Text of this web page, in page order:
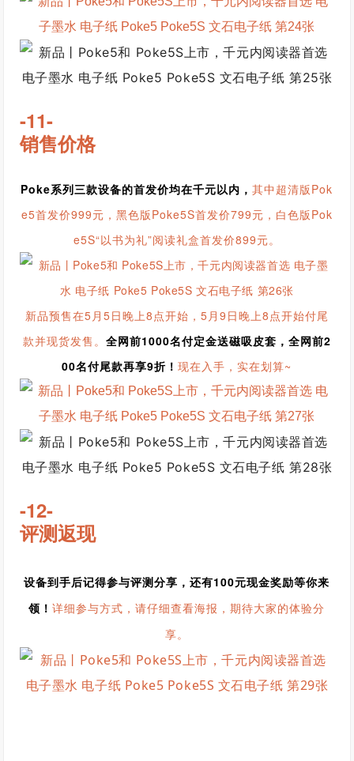
-11-
销售价格
Poke系列三款设备的首发价均在千元以内，其中超清版Pok
e5首发价999元，黑色版Poke5S首发价799元，白色版Pok
e5S“以书为礼”阅读礼盒首发价899元。
新品预售在5月5日晚上8点开始，5月9日晚上8点开始付尾
款并现货发售。 全网前1000名付定金送磁吸皮套，全网前2
00名付尾款再享9折！现在入手，实在划算~
-12-
评测返现
设备到手后记得参与评测分享，还有100元现金奖励等你来
领！详细参与方式，请仔细查看海报，期待大家的体验分
享。